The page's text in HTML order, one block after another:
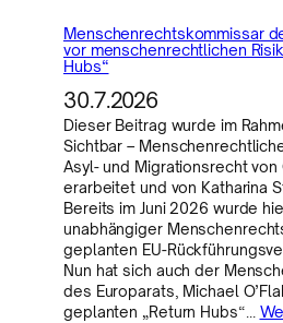
Menschenrechtskommissar
vor menschenrechtlichen
Hubs“
30.7.2026
Dieser Beitrag wurde im
Sichtbar –
Asyl- und Migrationsrecht von
erarbeitet und von Katharina
Bereits im Juni 2026 wurde
unabhängiger
geplanten EU-
Nun hat sich auch der
des Europarats, Michael
geplanten „Return Hubs“…